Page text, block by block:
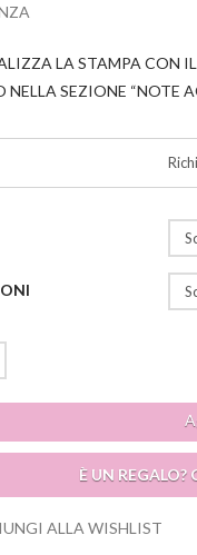
LA STAMPA CON
NELLA SEZIONE “NOTE
È UN
ALLA WISHLIST